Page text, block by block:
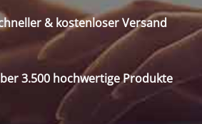
& kostenloser Versand
3.500 hochwertige Produkte